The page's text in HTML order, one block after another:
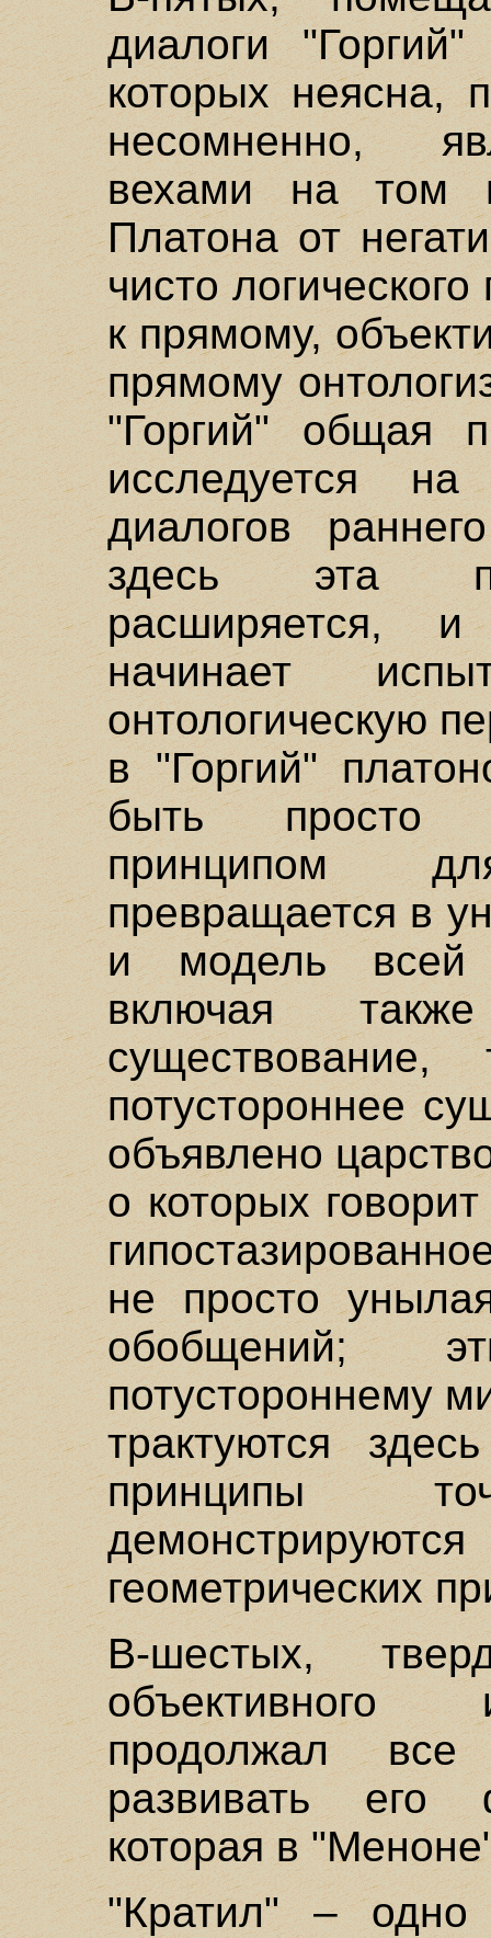
диалоги
которых неясна,
несомненно,
вехами на том
Платона от
чисто
к прямому,
прямому
"Горгий" общая
исследуется на
диалогов
здесь эта
расширяется,
начинает
онтологическую
в "Горгий"
быть просто
принципом
превращается в
и модель всей
включая
потустороннее
объявлено
о которых
не просто
обобщений;
потустороннему
трактуются
принципы
геометрических
В-шестых,
объективного
продолжал
развивать его
которая в
"Кратил" –